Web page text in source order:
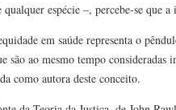
espécie –, percebe-se que
em saúde representa o
são ao mesmo tempo
como autora deste conceito.